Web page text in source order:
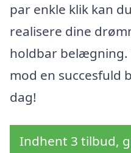
par enkle klik kan
realisere dine
holdbar belægning.
mod en succesfuld
dag!
Indhent 3 tilbud,